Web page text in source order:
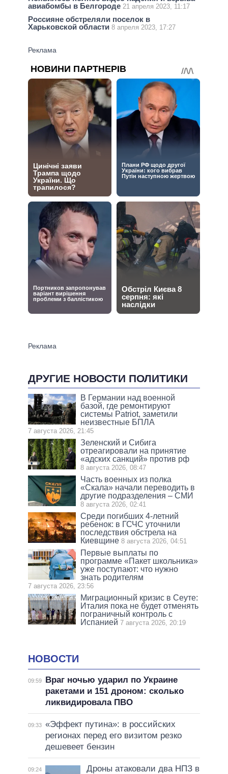
авиабомбы в Белгороде 21 апреля 2023, 11:17
Россияне обстреляли поселок в
Харьковской области 8 апреля 2023, 17:27
ДРУГИЕ НОВОСТИ ПОЛИТИКИ
В Германии над военной
базой, где ремонтируют
системы Patriot, заметили
неизвестные БПЛА
7 августа 2026, 21:45
Зеленский и Сибига
отреагировали на принятие
«адских санкций» против рф
8 августа 2026, 08:47
Часть военных из полка
«Скала» начали переводить в
другие подразделения – СМИ
8 августа 2026, 02:41
Среди погибших 4-летний
ребенок: в ГСЧС уточнили
последствия обстрела на
Киевщине 8 августа 2026, 04:51
Первые выплаты по
программе «Пакет школьника»
уже поступают: что нужно
знать родителям
7 августа 2026, 23:56
Миграционный кризис в Сеуте:
Италия пока не будет отменять
пограничный контроль с
Испанией 7 августа 2026, 20:19
НОВОСТИ
09:59
Враг ночью ударил по Украине
ракетами и 151 дроном: сколько
ликвидировала ПВО
09:33 «Эффект путина»: в российских
регионах перед его визитом резко
дешевеет бензин
09:24
Дроны атаковали два НПЗ в